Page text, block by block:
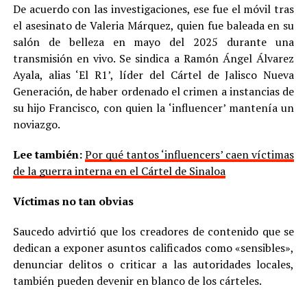
De acuerdo con las investigaciones, ese fue el móvil tras
el asesinato de Valeria Márquez, quien fue baleada en su
salón de belleza en mayo del 2025 durante una
transmisión en vivo. Se sindica a Ramón Ángel Álvarez
Ayala, alias ‘El R1’, líder del Cártel de Jalisco Nueva
Generación, de haber ordenado el crimen a instancias de
su hijo Francisco, con quien la ‘influencer’ mantenía un
noviazgo.
Lee también:Por qué tantos ‘influencers’ caen víctimas
de la guerra interna en el Cártel de Sinaloa
Víctimas no tan obvias
Saucedo advirtió que los creadores de contenido que se
dedican a exponer asuntos calificados como «sensibles»,
denunciar delitos o criticar a las autoridades locales,
también pueden devenir en blanco de los cárteles.